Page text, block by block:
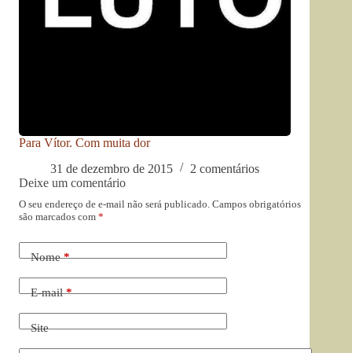
Para Vítor. Com muita dor
31 de dezembro de 2015
2 comentários
Deixe um comentário
O seu endereço de e-mail não será publicado. Campos obrigatórios
são marcados com *
Nome*
E-mail*
Site